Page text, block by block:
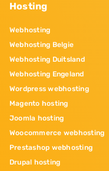
Hosting
Webhosting
Webhosting Belgie
Webhosting Duitsland
Webhosting Engeland
Wordpress webhosting
Magento hosting
Joomla hosting
Woocommerce webhosting
Prestashop webhosting
Drupal hosting